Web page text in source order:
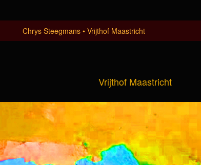
Chrys Steegmans Vrijthof Maastricht
Vrijthof Maastricht